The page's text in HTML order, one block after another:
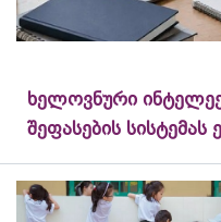
ხელოვნური
შეფასების სისტემას